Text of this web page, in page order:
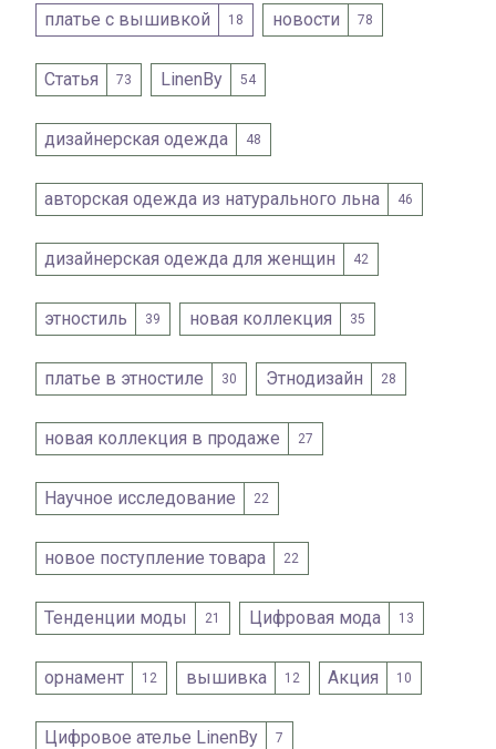
платье с вышивкой 18 новости 78
Статья 73 LinenBy 54
дизайнерская одежда 48
авторская одежда из натурального льна 46
дизайнерская одежда для женщин 42
этностиль 39 новая коллекция 35
платье в этностиле 30 Этнодизайн 28
новая коллекция в продаже 27
Научное исследование 22
новое поступление товара 22
Тенденции моды 21 Цифровая мода 13
орнамент 12 вышивка 12 Акция 10
Цифровое ателье LinenBy 7